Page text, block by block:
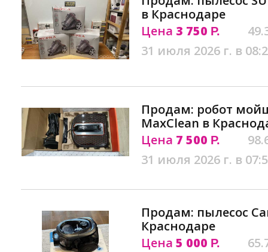
в Краснодаре
Цена 3 750 Р.
31 июля 2026 г. в
Продам: робот
MaxClean в
Цена 7 500 Р.
31 июля 2026 г. в
Продам: пылесос
Краснодаре
Цена 5 000 Р.